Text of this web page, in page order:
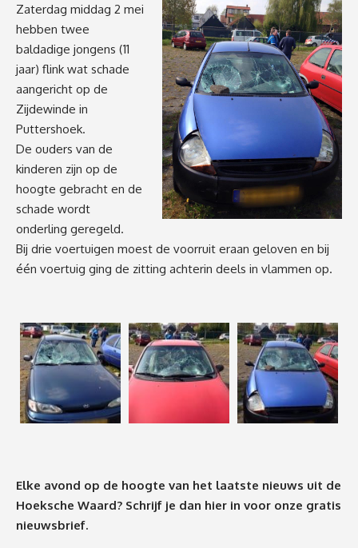
Zaterdag middag 2 mei
hebben twee
baldadige jongens (11
jaar) flink wat schade
aangericht op de
Zijdewinde in
Puttershoek.
De ouders van de
kinderen zijn op de
hoogte gebracht en de
schade wordt
onderling geregeld.
Bij drie voertuigen moest de voorruit eraan geloven en bij
één voertuig ging de zitting achterin deels in vlammen op.
Elke avond op de hoogte van het laatste nieuws uit de
Hoeksche Waard? Schrijf je dan hier in voor onze gratis
nieuwsbrief.